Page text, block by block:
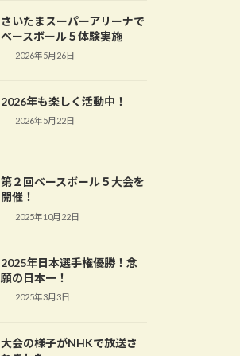
さいたまスーパーアリーナで
ベースボール５体験実施
2026年5月26日
2026年も楽しく活動中！
2026年5月22日
第２回ベースボール５大会を
開催！
2025年10月22日
2025年日本選手権優勝！念
願の日本一！
2025年3月3日
大会の様子がNHKで放送さ